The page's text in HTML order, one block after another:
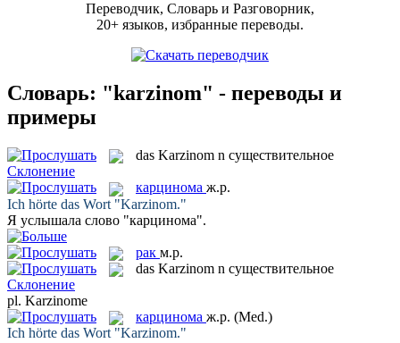
Переводчик, Словарь и Разговорник,
20+ языков, избранные переводы.
Словарь: "karzinom" - переводы и
примеры
das Karzinom n существительное
Склонение
карцинома ж.р.
Ich hörte das Wort "Karzinom."
Я услышала слово "карцинома".
рак м.р.
das Karzinom n существительное
Склонение
pl. Karzinome
карцинома ж.р. (Med.)
Ich hörte das Wort "Karzinom."